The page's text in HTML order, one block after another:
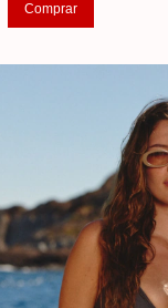
Comprar